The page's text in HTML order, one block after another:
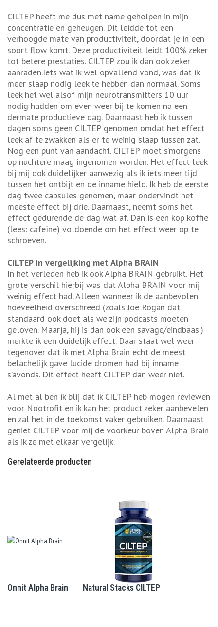
CILTEP heeft me dus met name geholpen in mijn
concentratie en geheugen. Dit leidde tot een
verhoogde mate van productiviteit, doordat je in een
soort flow komt. Deze productiviteit leidt 100% zeker
tot betere prestaties. CILTEP zou ik dan ook zeker
aanraden.Iets wat ik wel opvallend vond, was dat ik
meer slaap nodig leek te hebben dan normaal. Soms
leek het wel alsof mijn neurotransmitters 10 uur
nodig hadden om even weer bij te komen na een
dermate productieve dag. Daarnaast heb ik tussen
dagen soms geen CILTEP genomen omdat het effect
leek af te zwakken als er te weinig slaap tussen zat.
Nog een punt van aandacht. CILTEP moet s’morgens
op nuchtere maag ingenomen worden. Het effect leek
bij mij ook duidelijker aanwezig als ik iets meer tijd
tussen het ontbijt en de inname hield. Ik heb de eerste
dag twee capsules genomen, maar ondervindt het
meeste effect bij drie. Daarnaast, neemt soms het
effect gedurende de dag wat af. Dan is een kop koffie
(lees: cafeïne) voldoende om het effect weer op te
schroeven.
CILTEP in vergelijking met Alpha BRAIN
In het verleden heb ik ook Alpha BRAIN gebruikt. Het
grote verschil hierbij was dat Alpha BRAIN voor mij
weinig effect had. Alleen wanneer ik de aanbevolen
hoeveelheid overschreed (zoals Joe Rogan dat
standaard ook doet als we zijn podcasts moeten
geloven. Maarja, hij is dan ook een savage/eindbaas.)
merkte ik een duidelijk effect. Daar staat wel weer
tegenover dat ik met Alpha Brain echt de meest
belachelijk gave lucide dromen had bij inname
s’avonds. Dit effect heeft CILTEP dan weer niet.
Al met al ben ik blij dat ik CILTEP heb mogen reviewen
voor Nootrofit en ik kan het product zeker aanbevelen
en zal het in de toekomst vaker gebruiken. Daarnaast
geniet CILTEP voor mij de voorkeur boven Alpha Brain
als ik ze met elkaar vergelijk.
Gerelateerde producten
Onnit Alpha Brain Natural Stacks CILTEP